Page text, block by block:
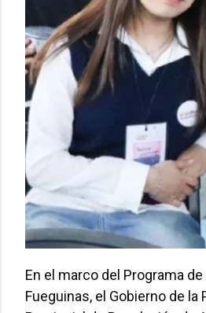
En el marco del Programa
Fueguinas, el Gobierno de